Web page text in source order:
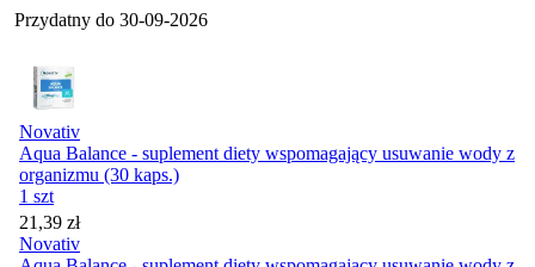
Przydatny do 30-09-2026
Novativ
Aqua Balance - suplement diety wspomagający usuwanie wody z
organizmu (30 kaps.)
1 szt
Cena
21,39 zł
Novativ